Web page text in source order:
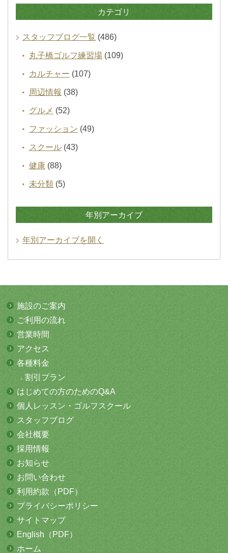
カテゴリ
スタッフブログ一覧 (486)
丸子橋ゴルフ練習場(109)
カルチャー (107)
周辺情報 (38)
グルメ (52)
ファッション (49)
スクール(43)
健康(88)
未分類(5)
年別アーカイブ
年別アーカイブを開く
施設のご案内
ご利用の流れ
営業時間
アクセス
各種料金
割引プラン
はじめての方のためのQ&A
個人レッスン・ ゴルフスクール
スタッフブログ
会社概要
採用情報
お知らせ
お問い合わせ
利用約款（PDF）
プライバシーポリシー
サイトマップ
English（PDF）
ホーム